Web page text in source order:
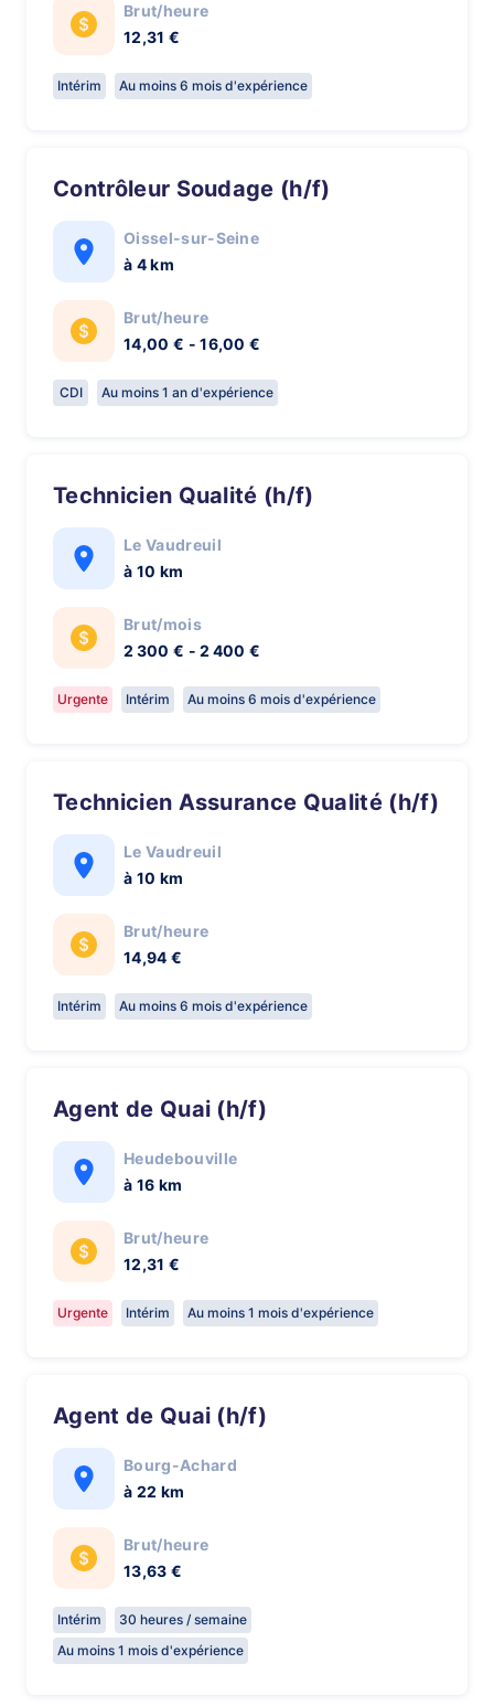
Brut/heure
12,31 €
Intérim Au moins 6 mois d'expérience
Contrôleur Soudage (h/f)
Oissel-sur-Seine
à 4 km
Brut/heure
14,00 € - 16,00 €
CDI Au moins 1 an d'expérience
Technicien Qualité (h/f)
Le Vaudreuil
à 10 km
Brut/mois
2 300 € - 2 400 €
Urgente Intérim Au moins 6 mois d'expérience
Technicien Assurance Qualité (h/f)
Le Vaudreuil
à 10 km
Brut/heure
14,94 €
Intérim Au moins 6 mois d'expérience
Agent de Quai (h/f)
Heudebouville
à 16 km
Brut/heure
12,31 €
Urgente Intérim Au moins 1 mois d'expérience
Agent de Quai (h/f)
Bourg-Achard
à 22 km
Brut/heure
13,63 €
Intérim
30 heures / semaine
Au moins 1 mois d'expérience